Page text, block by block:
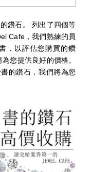
鑽石。 列出了四個等
Cafe，我們熟練的員
，以評估您購買的鑽
您提供良好的價格。
的鑽石，我們將為您